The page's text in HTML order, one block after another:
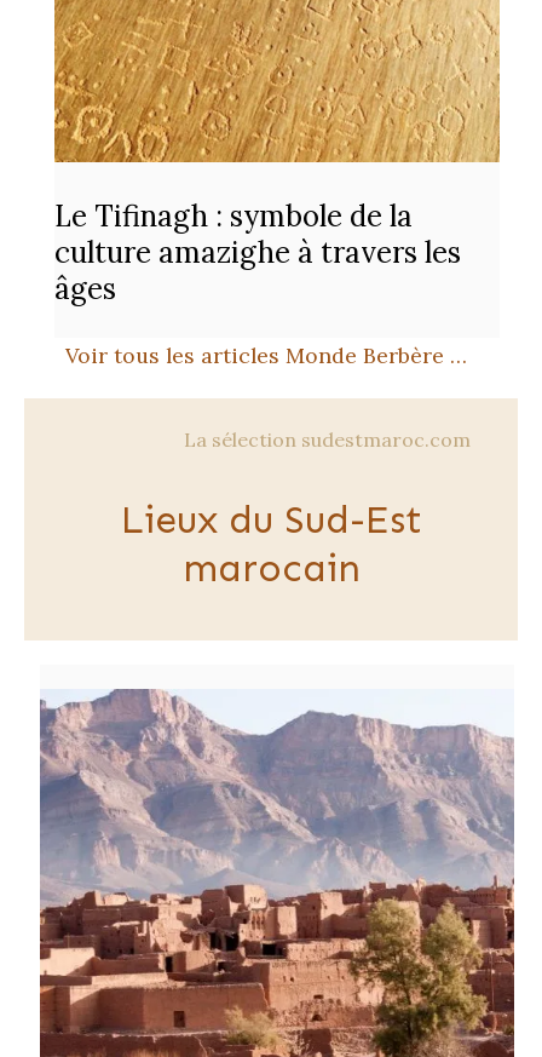
Le Tifinagh : symbole de la
culture amazighe à travers les
âges
Voir tous les articles Monde Berbère …
La sélection sudestmaroc.com
Lieux du Sud-Est
marocain